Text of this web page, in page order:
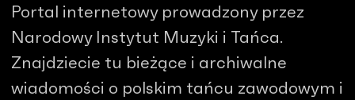
Portal internetowy prowadzony przez
Narodowy Instytut Muzyki i Tańca.
Znajdziecie tu bieżące i archiwalne
wiadomości o polskim tańcu zawodowym i